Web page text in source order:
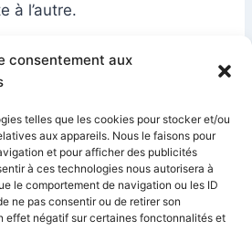
consentement aux
telles que les cookies pour stocker et/ou
aux appareils. Nous le faisons pour
et pour afficher des publicités
à ces technologies nous autorisera à
le comportement de navigation ou les ID
ne pas consentir ou de retirer son
effet négatif sur certaines fonctonnalités et
à l’autre.
de site, la bonne question
: “WordPress 7.0 a-t-
question est : “Quels
pour mon site, avec
fournisseur, quel coût et
?”